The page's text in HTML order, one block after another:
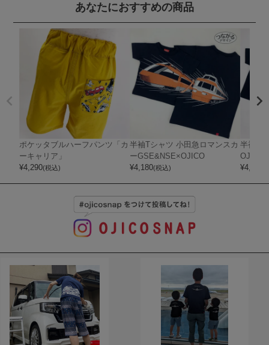
あなたにおすすめの商品
ポケッタブルハーフパンツ「カ
ーキャリア」
¥4,290(税込)
半袖Tシャツ 小田急ロマンスカ
ーGSE&NSE×OJICO
¥4,180(税込)
半袖T
OJICO
¥4,180